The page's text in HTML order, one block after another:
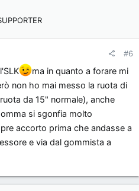
#6
ma in quanto a forare mi
non ho mai messo la ruota di
da 15" normale), anche
si sgonfia molto
accorto prima che andasse a
e via dal gommista a